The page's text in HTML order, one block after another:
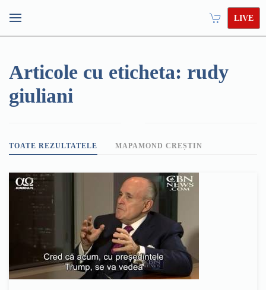
LIVE
Articole cu eticheta: rudy
giuliani
TOATE REZULTATELE MAPAMOND CREȘTIN